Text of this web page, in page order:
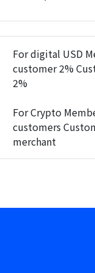
For digital USD
customer 2%
2%
For Crypto
customers
merchant